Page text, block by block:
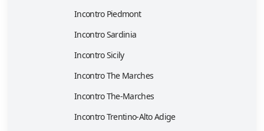
Incontro Piedmont
Incontro Sardinia
Incontro Sicily
Incontro The Marches
Incontro The-Marches
Incontro Trentino-Alto Adige